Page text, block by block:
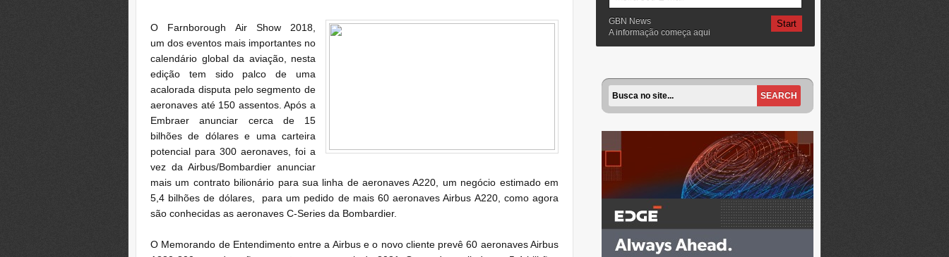
O Farnborough Air Show 2018,
um dos eventos mais importantes no
calendário global da aviação, nesta
edição tem sido palco de uma
acalorada disputa pelo segmento de
aeronaves até 150 assentos. Após a
Embraer anunciar cerca de 15
bilhões de dólares e uma carteira
potencial para 300 aeronaves, foi a
vez da Airbus/Bombardier anunciar
mais um contrato bilionário para sua linha de aeronaves A220, um negócio estimado em
5,4 bilhões de dólares, para um pedido de mais 60 aeronaves Airbus A220, como agora
são conhecidas as aeronaves C-Series da Bombardier.
O Memorando de Entendimento entre a Airbus e o novo cliente prevê 60 aeronaves Airbus
GBN News
A informação começa aqui